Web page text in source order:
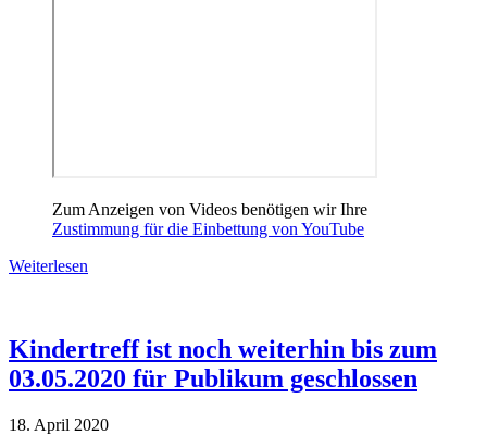
Zum Anzeigen von Videos benötigen wir Ihre
Zustimmung für die Einbettung von YouTube
Weiterlesen
Kindertreff ist noch weiterhin bis zum
03.05.2020 für Publikum geschlossen
18. April 2020